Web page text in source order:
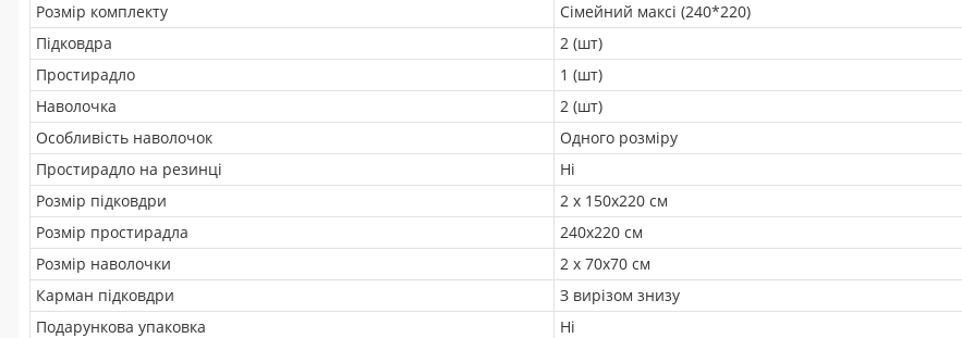
Розмір комплекту
Сімейний максі (240*220)
Підковдра
2 (шт)
Простирадло
1 (шт)
Наволочка
2 (шт)
Особливість наволочок
Одного розміру
Простирадло на резинці
Ні
Розмір підковдри
2 х 150х220 см
Розмір простирадла
240х220 см
Розмір наволочки
2 х 70х70 см
Карман підковдри
З вирізом знизу
Подарункова упаковка
Ні